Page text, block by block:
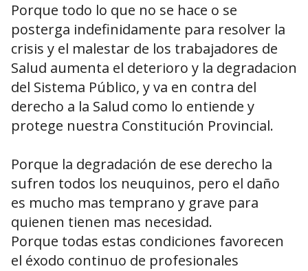
Porque todo lo que no se hace o se
posterga indefinidamente para resolver la
crisis y el malestar de los trabajadores de
Salud aumenta el deterioro y la degradacion
del Sistema Público, y va en contra del
derecho a la Salud como lo entiende y
protege nuestra Constitución Provincial.
Porque la degradación de ese derecho la
sufren todos los neuquinos, pero el daño
es mucho mas temprano y grave para
quienen tienen mas necesidad.
Porque todas estas condiciones favorecen
el éxodo continuo de profesionales